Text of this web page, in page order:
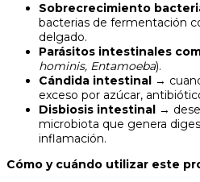
Sobrecrecimiento
bacterias de fermentación
delgado.
Parásitos intestinales
hominis, Entamoeba).
Cándida intestinal →
exceso por azúcar,
Disbiosis intestinal →
microbiota que genera
inflamación.
Cómo y cuándo utilizar este